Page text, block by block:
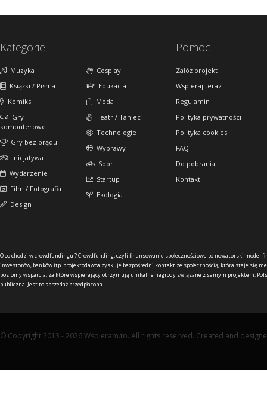
Kategorie
Muzyka
Książki / Pisma
Komiks
Gry
komputerowe
Gry bez prądu
Inicjatywa
Wydarzenie
Film / Fotografia
Design
Cosplay
Edukacja
Moda
Teatr / Taniec
Technologie
Wyprawy
Sport
Startup
Ekologia
Pomoc
Załóż projekt
Wspieraj teraz
Regulamin
Polityka prywatności
Polityka cookies
FAQ
Do pobrania
Kontakt
O co chodzi w crowdfundingu ?Crowdfunding, czyli finansowanie społecznościowe to nowatorski model
inwestorów, banków itp. projektodawca zyskuje bezpośredni kontakt ze społecznością, która staje się
poziomy wsparcia, za które wspierający otrzymują unikalne nagrody związane z samym projektem.
publiczna. Jest to sprzedaż przedpłacona.
© Copyright 2013 - 2026 Wspieram.to. All rights reserved. Created and